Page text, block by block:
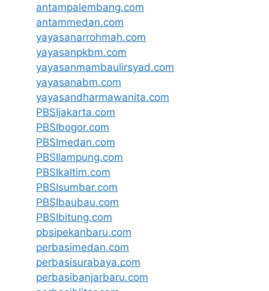
antampalembang.com
antammedan.com
yayasanarrohmah.com
yayasanpkbm.com
yayasanmambaulirsyad.com
yayasanabm.com
yayasandharmawanita.com
PBSIjakarta.com
PBSIbogor.com
PBSImedan.com
PBSIlampung.com
PBSIkaltim.com
PBSIsumbar.com
PBSIbaubau.com
PBSIbitung.com
pbsipekanbaru.com
perbasimedan.com
perbasisurabaya.com
perbasibanjarbaru.com